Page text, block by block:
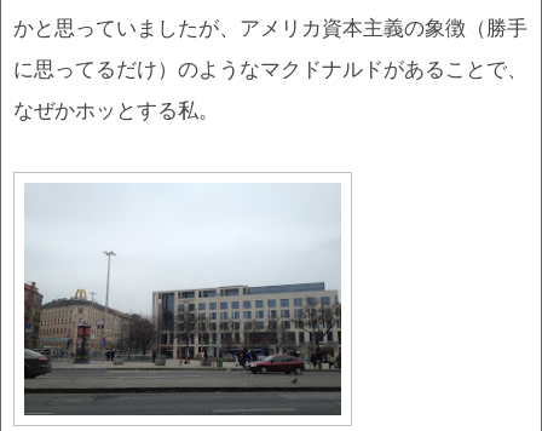
かと思っていましたが、アメリカ資本主義の象徴（勝手
に思ってるだけ）のようなマクドナルドがあることで、
なぜかホッとする私。